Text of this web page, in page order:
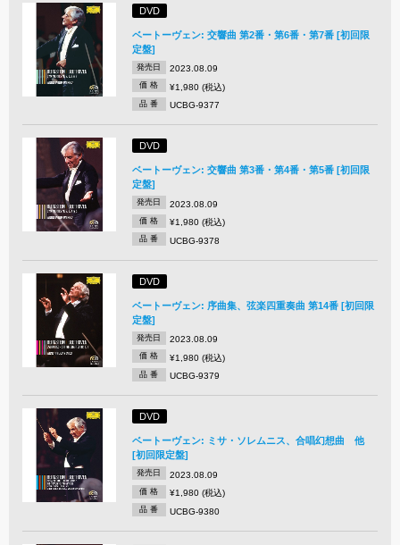
DVD
ベートーヴェン: 交響曲 第2番・第6番・第7番 [初回限
定盤]
発売日 2023.08.09
価 格 ¥1,980 (税込)
品 番 UCBG-9377
DVD
ベートーヴェン: 交響曲 第3番・第4番・第5番 [初回限
定盤]
発売日 2023.08.09
価 格 ¥1,980 (税込)
品 番 UCBG-9378
DVD
ベートーヴェン: 序曲集、弦楽四重奏曲 第14番 [初回限
定盤]
発売日 2023.08.09
価 格 ¥1,980 (税込)
品 番 UCBG-9379
DVD
ベートーヴェン: ミサ・ソレムニス、合唱幻想曲 他
[初回限定盤]
発売日 2023.08.09
価 格 ¥1,980 (税込)
品 番 UCBG-9380